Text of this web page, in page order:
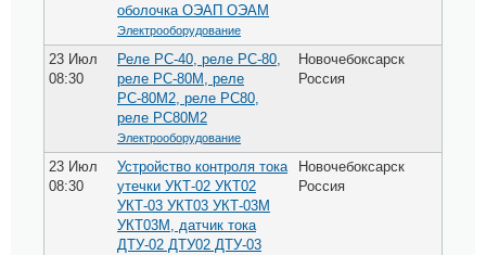
оболочка ОЭАП ОЭАМ
Электрооборудование
23 Июл
08:30
Реле РС-40, реле РС-80,
реле РС-80М, реле
РС-80М2, реле РС80,
реле РС80М2
Электрооборудование
Новочебоксарск
Россия
23 Июл
08:30
Устройство контроля тока
утечки УКТ-02 УКТ02
УКТ-03 УКТ03 УКТ-03М
УКТ03М, датчик тока
ДТУ-02 ДТУ02 ДТУ-03
Новочебоксарск
Россия